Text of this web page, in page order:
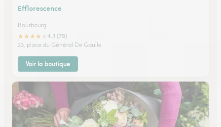
Efflorescence
Bourbourg
★★★★
4.3 (79)
23, place du Général De Gaulle
Voir la boutique